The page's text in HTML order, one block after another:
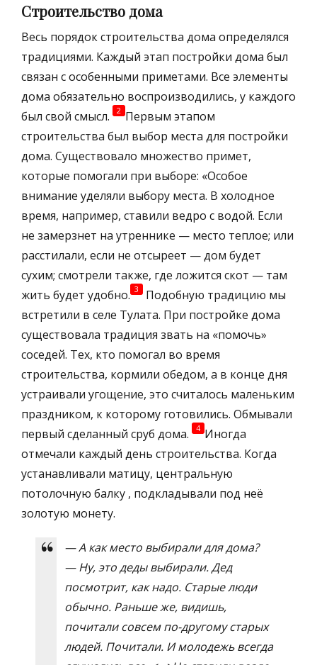
Строительство дома
Весь порядок строительства дома определялся
традициями. Каждый этап постройки дома был
связан с особенными приметами. Все элементы
дома обязательно воспроизводились, у каждого
был свой смысл.
2 Первым этапом
строительства был выбор места для постройки
дома. Существовало множество примет,
которые помогали при выборе: «Особое
внимание уделяли выбору места. В холодное
время, например, ставили ведро с водой. Если
не замерзнет на утреннике — место теплое; или
расстилали, если не отсыреет — дом будет
сухим; смотрели также, где ложится скот — там
жить будет удобно. 3
Подобную традицию мы
встретили в селе Тулата. При постройке дома
существовала традиция звать на «помочь»
соседей. Тех, кто помогал во время
строительства, кормили обедом, а в конце дня
устраивали угощение, это считалось маленьким
праздником, к которому готовились. Обмывали
первый сделанный сруб дома.
4 Иногда
отмечали каждый день строительства. Когда
устанавливали матицу, центральную
потолочную балку , подкладывали под неё
золотую монету.
— А как место выбирали для дома?
— Ну, это деды выбирали. Дед
посмотрит, как надо. Старые люди
обычно. Раньше же, видишь,
почитали совсем по-другому старых
людей. Почитали. И молодежь всегда